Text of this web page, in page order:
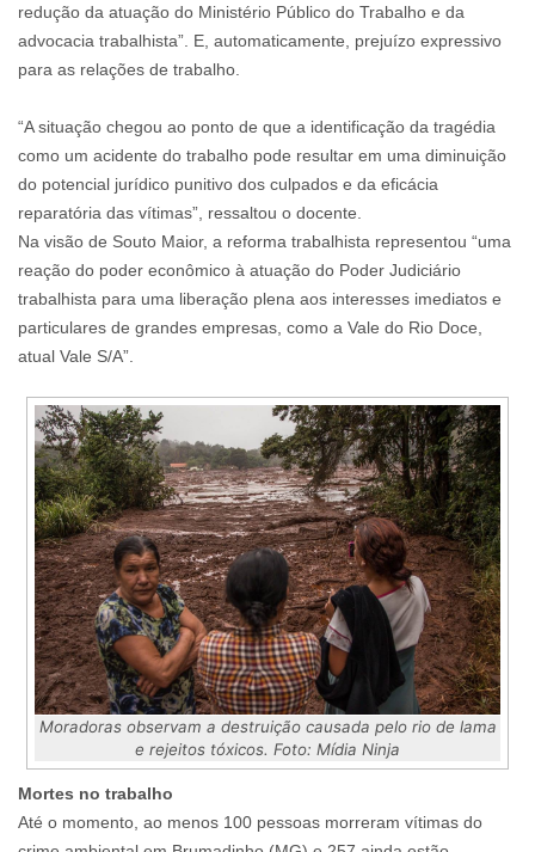
redução da atuação do Ministério Público do Trabalho e da
advocacia trabalhista”. E, automaticamente, prejuízo expressivo
para as relações de trabalho.
“A situação chegou ao ponto de que a identificação da tragédia
como um acidente do trabalho pode resultar em uma diminuição
do potencial jurídico punitivo dos culpados e da eficácia
reparatória das vítimas”, ressaltou o docente.
Na visão de Souto Maior, a reforma trabalhista representou “uma
reação do poder econômico à atuação do Poder Judiciário
trabalhista para uma liberação plena aos interesses imediatos e
particulares de grandes empresas, como a Vale do Rio Doce,
atual Vale S/A”.
Moradoras observam a destruição causada pelo rio de lama
e rejeitos tóxicos. Foto: Mídia Ninja
Mortes no trabalho
Até o momento, ao menos 100 pessoas morreram vítimas do